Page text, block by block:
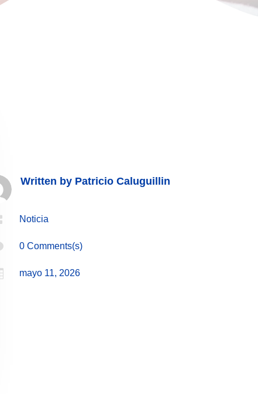
Written by Patricio Caluguillin
Noticia
0 Comments(s)
mayo 11, 2026